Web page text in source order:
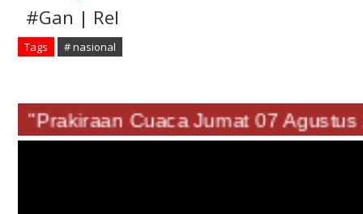
#Gan | Rel
Tags # nasional
"Prakiraan Cuaca Jumat 07